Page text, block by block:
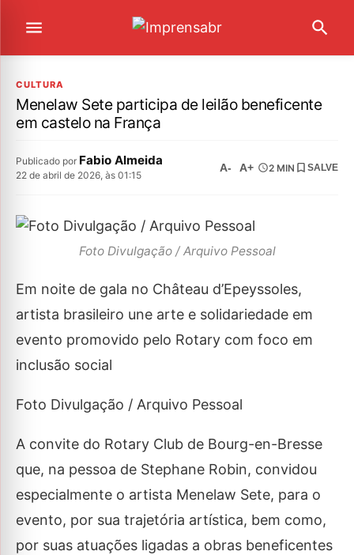
CULTURA
Menelaw Sete participa de leilão beneficente
em castelo na França
Publicado por Fabio Almeida
22 de abril de 2026, às 01:15
A- A+ 2 MIN SALVE
Foto Divulgação / Arquivo Pessoal
Em noite de gala no Château d’Epeyssoles,
artista brasileiro une arte e solidariedade em
evento promovido pelo Rotary com foco em
inclusão social
Foto Divulgação / Arquivo Pessoal
A convite do Rotary Club de Bourg-en-Bresse
que, na pessoa de Stephane Robin, convidou
especialmente o artista Menelaw Sete, para o
evento, por sua trajetória artística, bem como,
por suas atuações ligadas a obras beneficentes